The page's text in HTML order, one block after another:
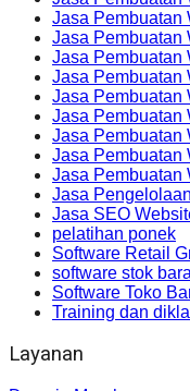
Jasa Pembuatan
Jasa Pembuatan
Jasa Pembuatan
Jasa Pembuatan
Jasa Pembuatan
Jasa Pembuatan
Jasa Pembuatan
Jasa Pembuatan
Jasa Pembuatan
Jasa
Jasa SEO
pelatihan ponek
Software Retail
software stok
Software Toko
Training dan
Layanan